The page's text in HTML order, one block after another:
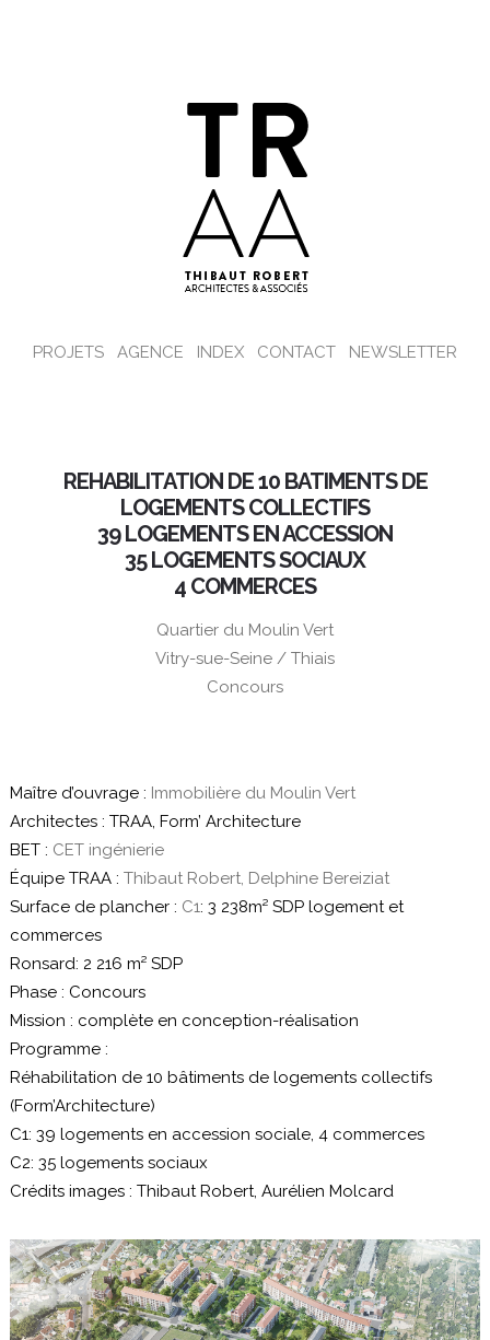
PROJETS AGENCE INDEX CONTACT NEWSLETTER
REHABILITATION DE 10 BATIMENTS DE
LOGEMENTS COLLECTIFS
39 LOGEMENTS EN ACCESSION
35 LOGEMENTS SOCIAUX
4 COMMERCES
Quartier du Moulin Vert
Vitry-sue-Seine / Thiais
Concours
Maître d’ouvrage : Immobilière du Moulin Vert
Architectes : TRAA, Form’ Architecture
BET : CET ingénierie
Équipe TRAA : Thibaut Robert, Delphine Bereiziat
Surface de plancher : C1: 3 238m² SDP logement et
commerces
Ronsard: 2 216 m² SDP
Phase : Concours
Mission : complète en conception-réalisation
Programme :
Réhabilitation de 10 bâtiments de logements collectifs
(Form’Architecture)
C1: 39 logements en accession sociale, 4 commerces
C2: 35 logements sociaux
Crédits images : Thibaut Robert, Aurélien Molcard